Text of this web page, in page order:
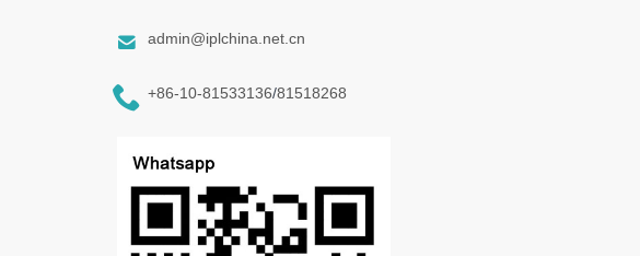
 admin@iplchina.net.cn
 +86-10-81533136/81518268